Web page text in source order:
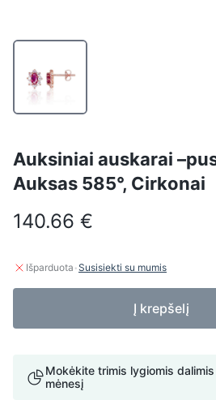
Auksiniai auskarai
Auksas 585°, Cirkonai
140.66 €
Išparduota ·Susisiekti su mumis
Į krepšelį
Mokėkite trimis lygiomis
mėnesį